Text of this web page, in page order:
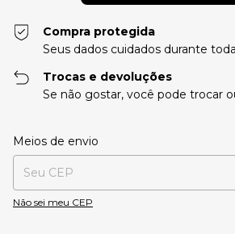
Compra protegida
Seus dados cuidados durante
Trocas e devoluções
Se não gostar, você pode trocar
Entregas para o CEP:
Meios de envio
Não sei meu CEP